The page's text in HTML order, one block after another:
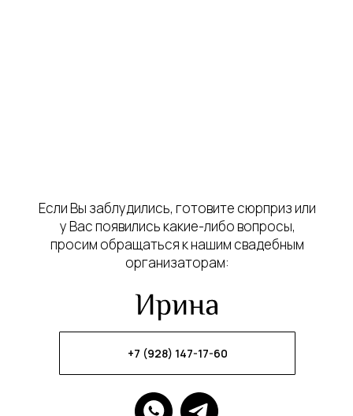
Если Вы заблудились, готовите сюрприз или
у Вас появились какие-либо вопросы,
просим обращаться к нашим свадебным
организаторам:
+7 (928) 147-17-60